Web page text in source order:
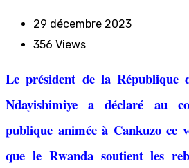
29 décembre 2023
356 Views
Le président de la République
Ndayishimiye a déclaré au
publique animée à Cankuzo ce
que le Rwanda soutient les